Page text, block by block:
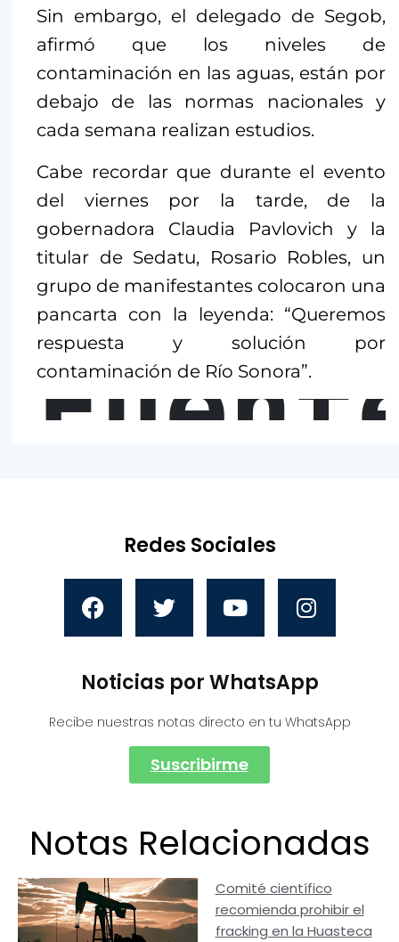
Sin embargo, el delegado de Segob,
afirmó que los niveles de
contaminación en las aguas, están por
debajo de las normas nacionales y
cada semana realizan estudios.
Cabe recordar que durante el evento
del viernes por la tarde, de la
gobernadora Claudia Pavlovich y la
titular de Sedatu, Rosario Robles, un
grupo de manifestantes colocaron una
pancarta con la leyenda: “Queremos
respuesta y solución por
contaminación de Río Sonora”.
Redes Sociales
Noticias por WhatsApp
Recibe nuestras notas directo en tu WhatsApp
Suscribirme
Notas Relacionadas
Comité científico
recomienda prohibir el
fracking en la Huasteca